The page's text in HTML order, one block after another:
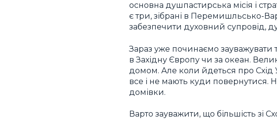
основна душпастирська місія і
є три, зібрані в Перемишльсько-
забезпечити духовний супровід,
Зараз уже починаємо зауважувати
в Західну Європу чи за океан.
домом. Але коли йдеться про Схід
все і не мають куди повернутися.
домівки.
Варто зауважити, що більшість зі